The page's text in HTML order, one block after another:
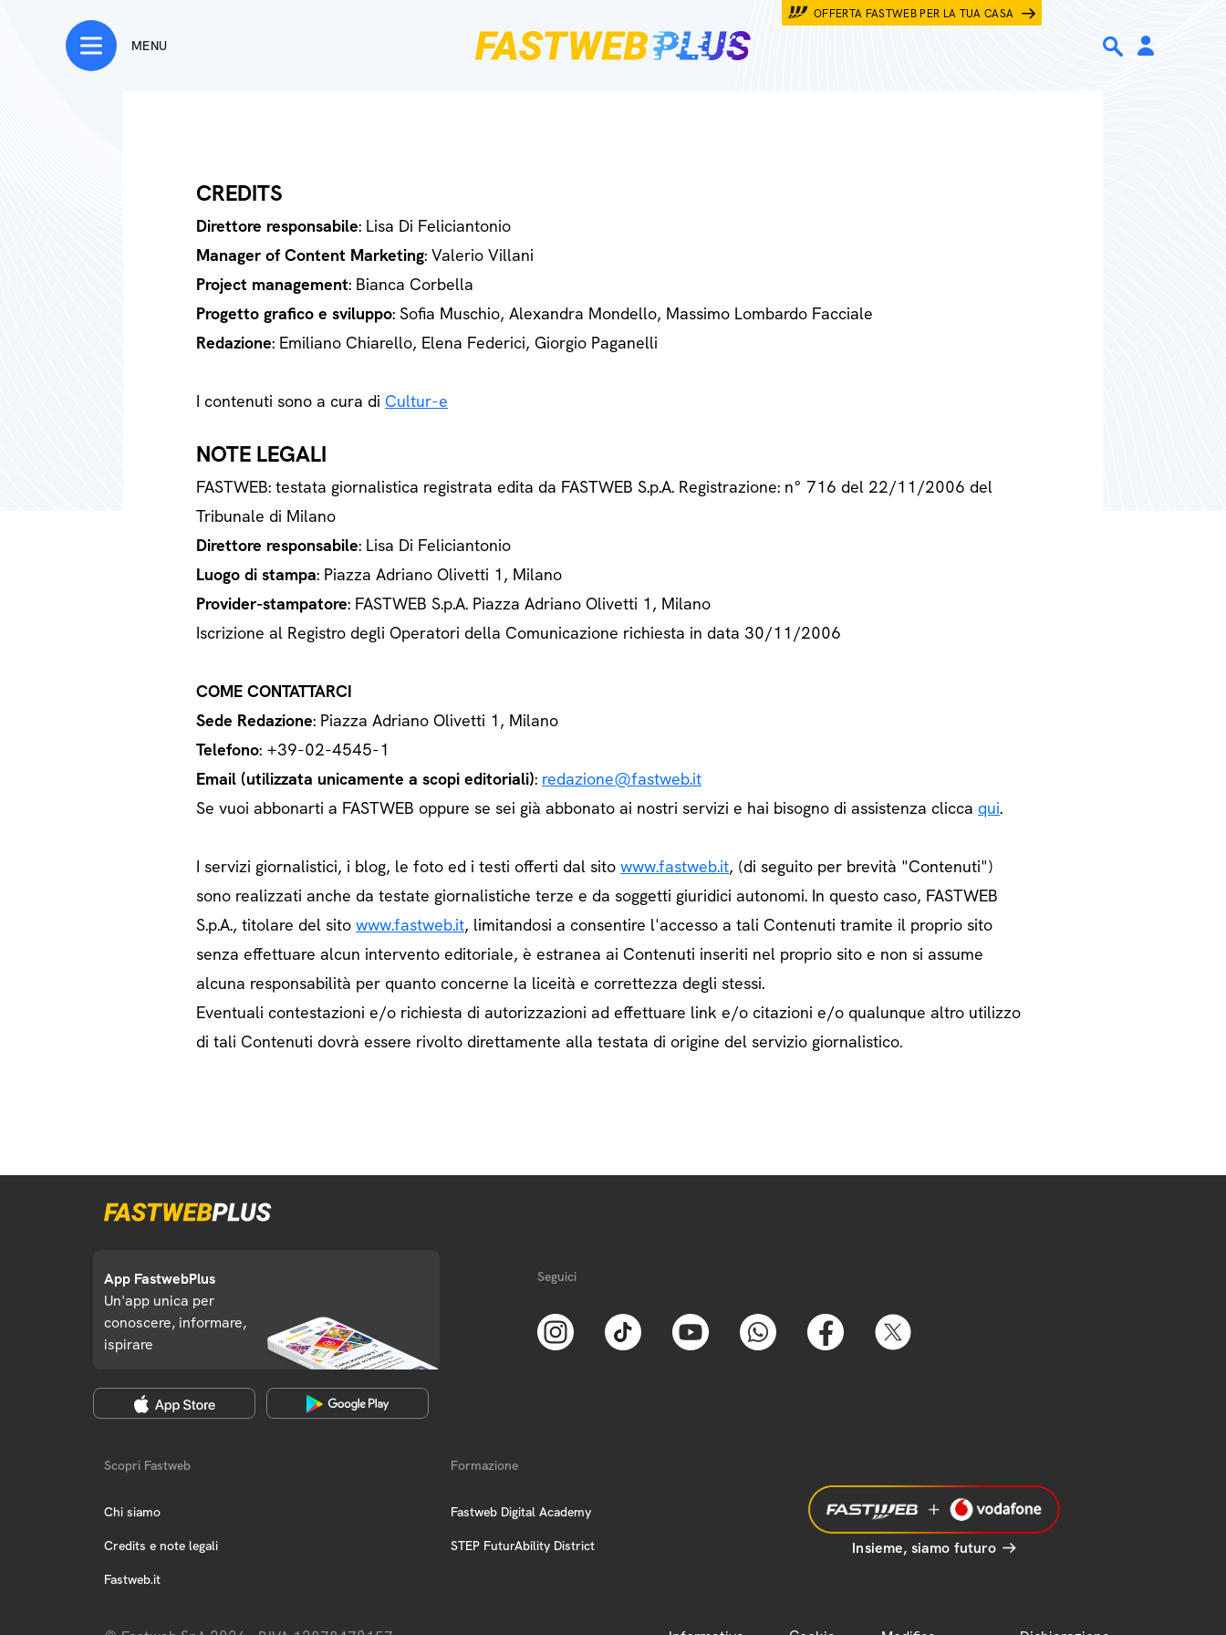
OFFERTA FASTWEB PER LA TUA CASA
MENU
CREDITS
Direttore responsabile: Lisa Di Feliciantonio
Manager of Content Marketing: Valerio Villani
Project management: Bianca Corbella
Progetto grafico e sviluppo: Sofia Muschio, Alexandra Mondello, Massimo Lombardo Facciale
Redazione: Emiliano Chiarello, Elena Federici, Giorgio Paganelli
I contenuti sono a cura di Cultur-e
NOTE LEGALI
FASTWEB: testata giornalistica registrata edita da FASTWEB S.p.A. Registrazione: n° 716 del 22/11/2006 del
Tribunale di Milano
Direttore responsabile: Lisa Di Feliciantonio
Luogo di stampa: Piazza Adriano Olivetti 1, Milano
Provider-stampatore: FASTWEB S.p.A. Piazza Adriano Olivetti 1, Milano
Iscrizione al Registro degli Operatori della Comunicazione richiesta in data 30/11/2006
COME CONTATTARCI
Sede Redazione: Piazza Adriano Olivetti 1, Milano
Telefono: +39-02-4545-1
Email (utilizzata unicamente a scopi editoriali): redazione@fastweb.it
Se vuoi abbonarti a FASTWEB oppure se sei già abbonato ai nostri servizi e hai bisogno di assistenza clicca qui.
I servizi giornalistici, i blog, le foto ed i testi offerti dal sito www.fastweb.it, (di seguito per brevità "Contenuti")
sono realizzati anche da testate giornalistiche terze e da soggetti giuridici autonomi. In questo caso, FASTWEB
S.p.A., titolare del sito www.fastweb.it, limitandosi a consentire l'accesso a tali Contenuti tramite il proprio sito
senza effettuare alcun intervento editoriale, è estranea ai Contenuti inseriti nel proprio sito e non si assume
alcuna responsabilità per quanto concerne la liceità e correttezza degli stessi.
Eventuali contestazioni e/o richiesta di autorizzazioni ad effettuare link e/o citazioni e/o qualunque altro utilizzo
di tali Contenuti dovrà essere rivolto direttamente alla testata di origine del servizio giornalistico.
App FastwebPlus
Un'app unica per
conoscere, informare,
ispirare
Seguici
Scopri Fastweb
Chi siamo
Credits e note legali
Fastweb.it
Formazione
Fastweb Digital Academy
STEP FuturAbility District Insieme, siamo futuro